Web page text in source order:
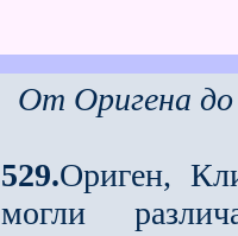
От Оригена
529.Ориген,
могли